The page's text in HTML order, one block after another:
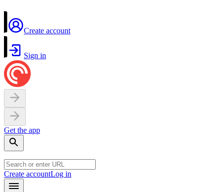
Create account
Sign in
Get the app
Create accountLog in